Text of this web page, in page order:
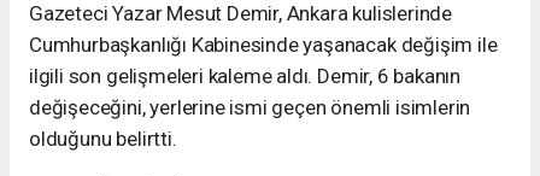
Gazeteci Yazar Mesut Demir, Ankara kulislerinde
Cumhurbaşkanlığı Kabinesinde yaşanacak değişim ile
ilgili son gelişmeleri kaleme aldı. Demir, 6 bakanın
değişeceğini, yerlerine ismi geçen önemli isimlerin
olduğunu belirtti.